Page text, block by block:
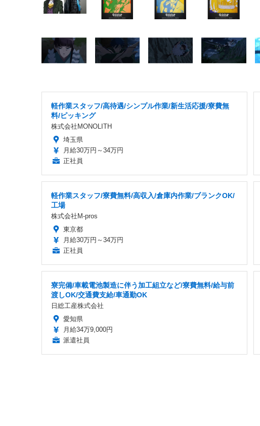
軽作業スタッフ/高待遇/シンプル作業/新生活応援/寮費無
料/ピッキング
株式会社MONOLITH
埼玉県
月給30万円～34万円
正社員
軽作業スタッフ/寮費無料/高収入/倉庫内作業/ブランクOK/
工場
株式会社M-pros
東京都
月給30万円～34万円
正社員
寮完備/車載電池製造に伴う加工組立など/寮費無料/給与前
渡しOK/交通費支給/車通勤OK
日総工産株式会社
愛知県
月給34万9,000円
派遣社員